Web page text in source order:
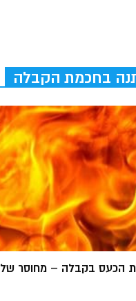
בחכמת הקבלה
הכעס בקבלה – מחוסר